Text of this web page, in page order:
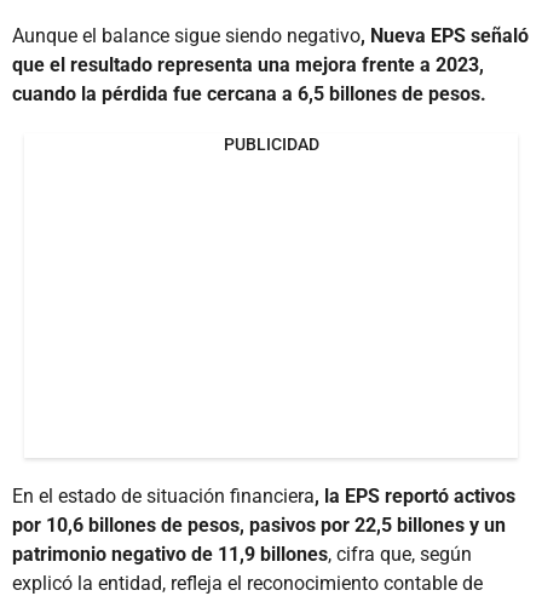
Aunque el balance sigue siendo negativo, Nueva EPS señaló
que el resultado representa una mejora frente a 2023,
cuando la pérdida fue cercana a 6,5 billones de pesos.
PUBLICIDAD
En el estado de situación financiera, la EPS reportó activos
por 10,6 billones de pesos, pasivos por 22,5 billones y un
patrimonio negativo de 11,9 billones, cifra que, según
explicó la entidad, refleja el reconocimiento contable de